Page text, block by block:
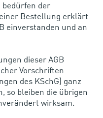
bedürfen der
Bestellung erklärt
einverstanden und an
dieser AGB
Vorschriften
des KSchG) ganz
so bleiben die übrigen
wirksam.